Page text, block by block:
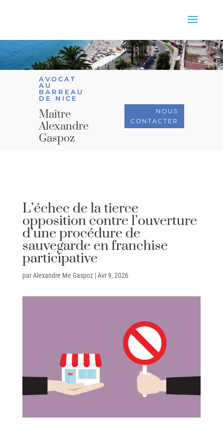
AVOCAT
AU
BARREAU
DE NICE
Maître
Alexandre
Gaspoz
NOUS
CONTACTER
L’échec de la tierce
opposition contre l’ouverture
d’une procédure de
sauvegarde en franchise
participative
parAlexandre Me Gaspoz|Avr 9, 2026